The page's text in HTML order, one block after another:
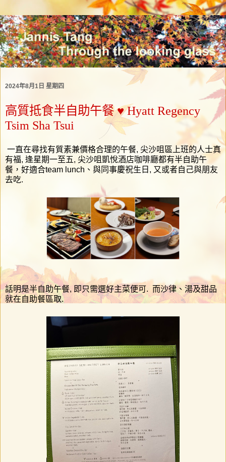
2024年8月1日 星期四
高質抵食半自助午餐 ♥ Hyatt Regency
Tsim Sha Tsui
一直在尋找有質素兼價格合理的午餐, 尖沙咀區上班的人士真
有福, 逢星期一至五, 尖沙咀凱悅酒店咖啡廳都有半自助午
餐，好適合team lunch、與同事慶祝生日, 又或者自己與朋友
去吃.
話明是半自助午餐, 即只需選好主菜便可. 而沙律、湯及甜品
就在自助餐區取.